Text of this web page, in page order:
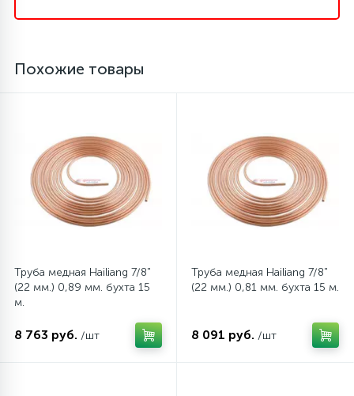
Стекла люка
Суппорты (ступицы)
27
90
12
Похожие товары
Труба медная Hailiang 7/8"
(22 мм.) 0,89 мм. бухта 15
м.
8 763 руб. /шт
Труба медная Hailiang 7/8"
(22 мм.) 0,81 мм. бухта 15 м.
8 091 руб. /шт